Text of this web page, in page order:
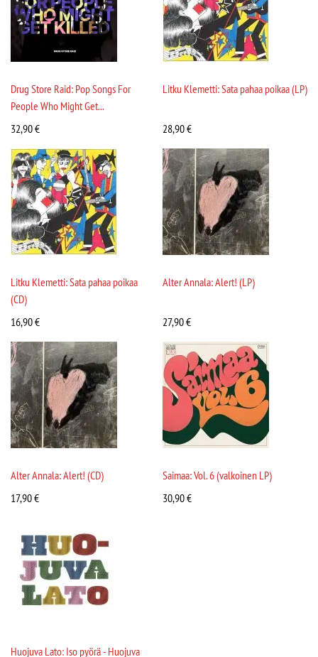
Drug Store Raid: Pop Songs For
People Who Might Get...
32,90€
Litku Klemetti: Sata pahaa poikaa (LP)
28,90€
Litku Klemetti: Sata pahaa poikaa
(CD)
16,90€
Alter Annala: Alert! (LP)
27,90€
Alter Annala: Alert! (CD)
17,90€
Saimaa: Vol. 6 (valkoinen LP)
30,90€
Huojuva Lato: Iso pyörä - Huojuva